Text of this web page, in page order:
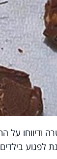
ודיווחו
לפגוע